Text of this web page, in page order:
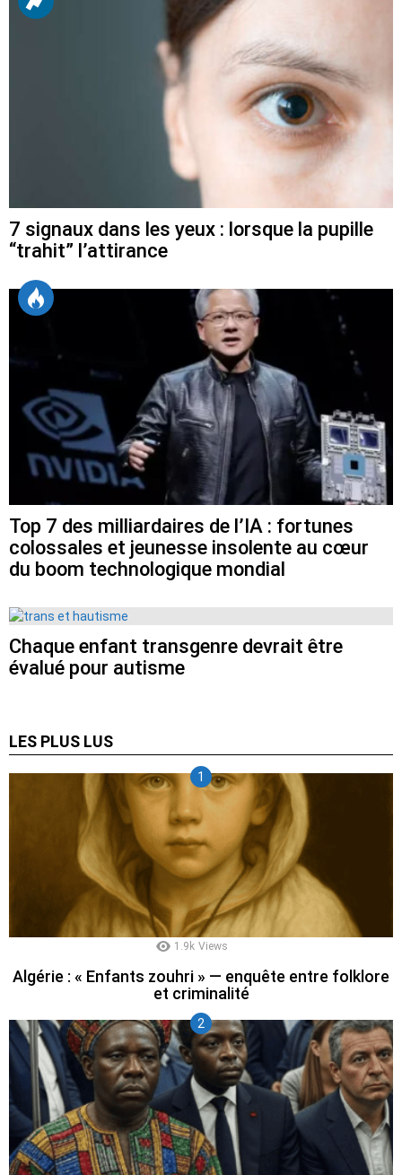
7 signaux dans les yeux : lorsque la pupille
“trahit” l’attirance
Top 7 des milliardaires de l’IA : fortunes
colossales et jeunesse insolente au cœur
du boom technologique mondial
Chaque enfant transgenre devrait être
évalué pour autisme
LES PLUS LUS
1.9k Views
Algérie : « Enfants zouhri » — enquête entre folklore
et criminalité